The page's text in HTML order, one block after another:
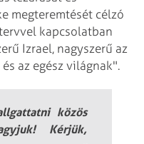
megteremtését célzó
kapcsolatban
Izrael, nagyszerű az
az egész világnak".
közös
Kérjük,